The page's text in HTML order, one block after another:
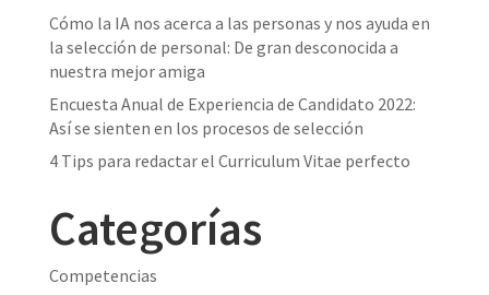
Cómo la IA nos acerca a las personas y nos ayuda en
la selección de personal: De gran desconocida a
nuestra mejor amiga
Encuesta Anual de Experiencia de Candidato 2022:
Así se sienten en los procesos de selección
4 Tips para redactar el Curriculum Vitae perfecto
Categorías
Competencias